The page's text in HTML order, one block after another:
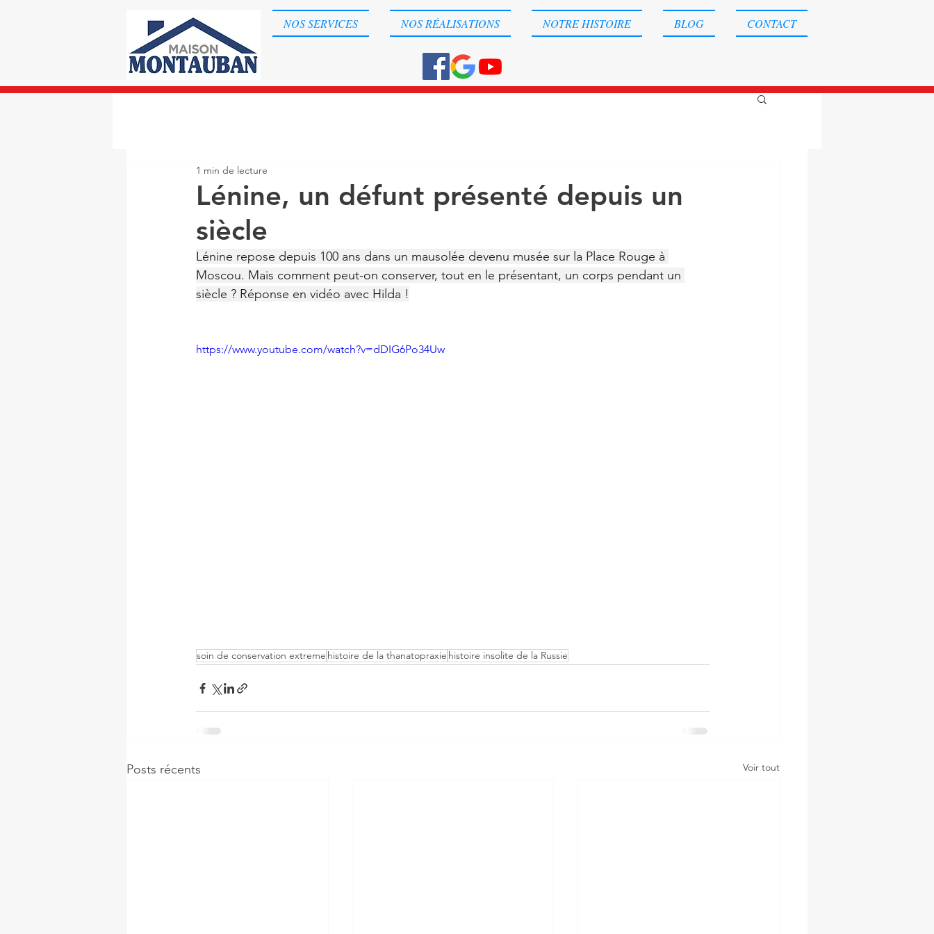
NOS SERVICES NOS RÉALISATIONS NOTRE HISTOIRE BLOG CONTACT
Lénine, un défunt présenté depuis un
siècle
1 min de lecture
Lénine repose depuis 100 ans dans un mausolée devenu musée sur la Place Rouge à
Moscou. Mais comment peut-on conserver, tout en le présentant, un corps pendant un
siècle ? Réponse en vidéo avec Hilda !
https://www.youtube.com/watch?v=dDIG6Po34Uw
soin de conservation extreme histoire de la thanatopraxie histoire insolite de la Russie
Posts récents Voir tout